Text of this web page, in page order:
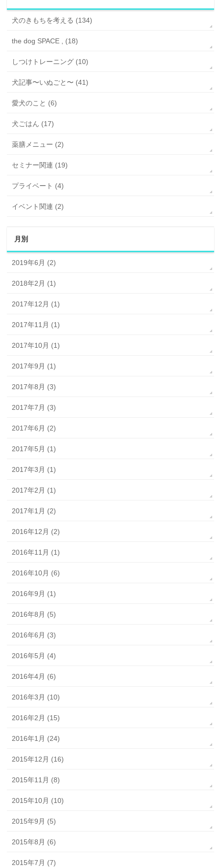
犬のきもちを考える (134)
the dog SPACE , (18)
しつけトレーニング (10)
犬記事〜いぬごと〜 (41)
愛犬のこと (6)
犬ごはん (17)
薬膳メニュー (2)
セミナー関連 (19)
プライベート (4)
イベント関連 (2)
月別
2019年6月 (2)
2018年2月 (1)
2017年12月 (1)
2017年11月 (1)
2017年10月 (1)
2017年9月 (1)
2017年8月 (3)
2017年7月 (3)
2017年6月 (2)
2017年5月 (1)
2017年3月 (1)
2017年2月 (1)
2017年1月 (2)
2016年12月 (2)
2016年11月 (1)
2016年10月 (6)
2016年9月 (1)
2016年8月 (5)
2016年6月 (3)
2016年5月 (4)
2016年4月 (6)
2016年3月 (10)
2016年2月 (15)
2016年1月 (24)
2015年12月 (16)
2015年11月 (8)
2015年10月 (10)
2015年9月 (5)
2015年8月 (6)
2015年7月 (7)